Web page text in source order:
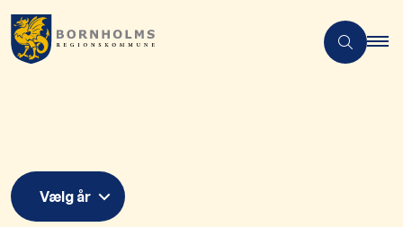
Vælg år